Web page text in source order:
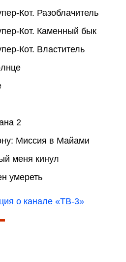
Кот. Разоблачитель
Кот. Каменный бык
Кот. Властитель
2
Миссия в Майами
меня кинул
умереть
о канале «ТВ-3»